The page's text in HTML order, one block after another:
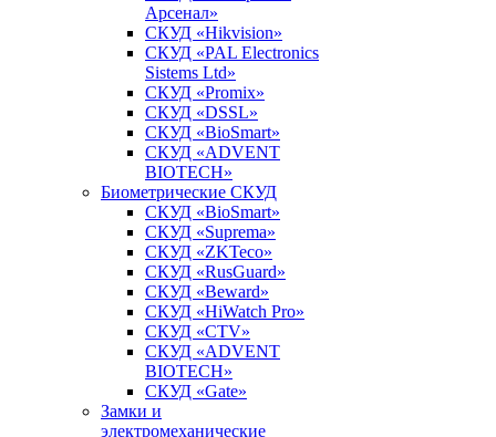
Арсенал»
СКУД «Hikvision»
СКУД «PAL Electronics
Sistems Ltd»
СКУД «Promix»
СКУД «DSSL»
СКУД «BioSmart»
СКУД «ADVENT
BIOTECH»
Биометрические СКУД
СКУД «BioSmart»
СКУД «Suprema»
СКУД «ZKTeco»
СКУД «RusGuard»
СКУД «Beward»
СКУД «HiWatch Pro»
СКУД «CTV»
СКУД «ADVENT
BIOTECH»
СКУД «Gate»
Замки и
электромеханические